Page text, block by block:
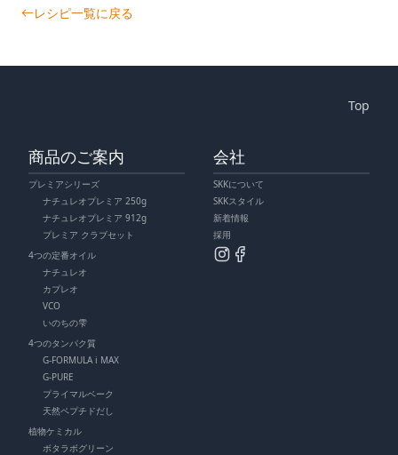
レシピ一覧に戻る
Top
商品のご案内
プレミアシリーズ
ナチュレオプレミア 250g
ナチュレオプレミア 912g
プレミア クラブセット
4つの定番オイル
ナチュレオ
カプレオ
VCO
いのちの雫
4つのタンパク質
G-FORMULA i MAX
G-PURE
プライマルベーク
天然ペプチドだし
植物ケミカル
ボタラボグリーン
会社
SKKについて
SKKスタイル
新着情報
採用